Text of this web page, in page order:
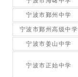
宁波市鄞州中学
宁波市鄞州高级中学
宁波市姜山中学
宁波市正始中学